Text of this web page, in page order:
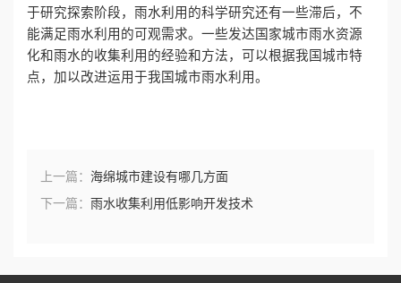
于研究探索阶段，雨水利用的科学研究还有一些滞后，不
能满足雨水利用的可观需求。一些发达国家城市雨水资源
化和雨水的收集利用的经验和方法，可以根据我国城市特
点，加以改进运用于我国城市雨水利用。
上一篇： 海绵城市建设有哪几方面
下一篇： 雨水收集利用低影响开发技术